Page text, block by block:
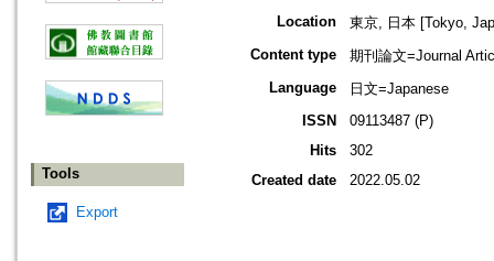
Tools
Export
Location
東京, 日本 [Tokyo,
Content type
期刊論文=Journal
Language
日文=Japanese
ISSN
09113487 (P)
Hits
302
Created date
2022.05.02